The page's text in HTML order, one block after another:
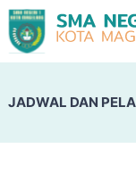
JADWAL DAN